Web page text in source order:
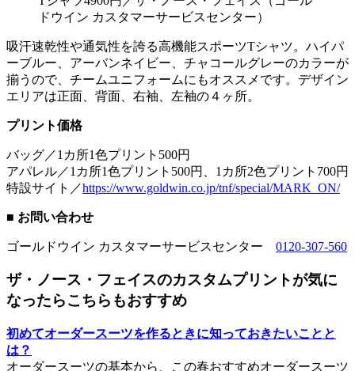
ドウイン カスタマーサービスセンター）
吸汗速乾性や通気性を誇る高機能スポーツTシャツ。ハイパ
ーブルー、アーバンネイビー、チャコールグレーのカラーが
揃うので、チームユニフォームにもオススメです。デザイン
エリアは正面、背面、右袖、左袖の４ヶ所。
プリント価格
バッグ／1カ所1色プリント500円
アパレル／1カ所1色プリント500円、1カ所2色プリント700円
特設サイト／https://www.goldwin.co.jp/tnf/special/MARK_ON/
■ お問い合わせ
ゴールドウイン カスタマーサービスセンター 0120-307-560
ザ・ノース・フェイスのカスタムプリントが気に
なったらこちらもおすすめ
初めてオーダースーツを作るときに知っておきたいことと
は？
オーダースーツの基本から、この春おすすめオーダースーツ